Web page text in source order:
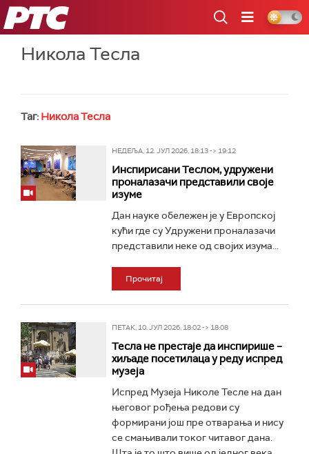
РТС
Никола Тесла
Таг: Никола Тесла
НЕДЕЉА, 12. ЈУЛ 2026, 18:13 -> 19:12
Инспирисани Теслом, удружени
проналазачи представили своје
изуме
Дан науке обележен је у Европској
кући где су Удружени проналазачи
представили неке од својих изума...
Прочитај
ПЕТАК, 10. ЈУЛ 2026, 18:02 -> 18:08
Тесла не престаје да инспирише –
хиљаде посетилаца у реду испред
музеја
Испред Музеја Николе Тесле на дан
његовог рођења редови су
формирани још пре отварања и нису
се смањивали токог читавог дана.